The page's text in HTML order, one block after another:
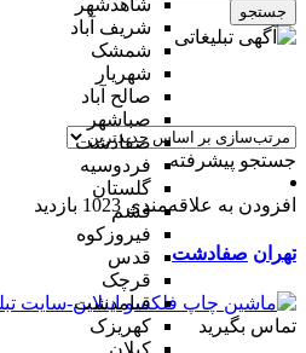
شاهدشهر
شریف آباد
شمشک
شهریار
صالح آباد
صباشهر
صفادشت
فردوسیه
گلستان
فشم
فیروزکوه
قدس
قرچک
قیامدشت
کهریزک
جستجو
جستجو پیشرفته
افزودن به علاقه‌مندی 1023 بازدید
تهران صفادشت
تماس بگیرید